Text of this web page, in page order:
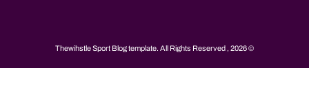
© 2026 , Thewihstle Sport Blog template. All Rights Reserved